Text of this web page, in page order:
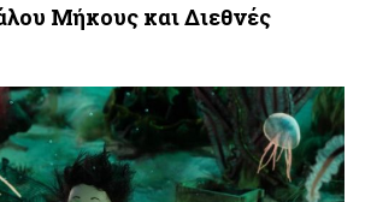
Μήκους και Διεθνές